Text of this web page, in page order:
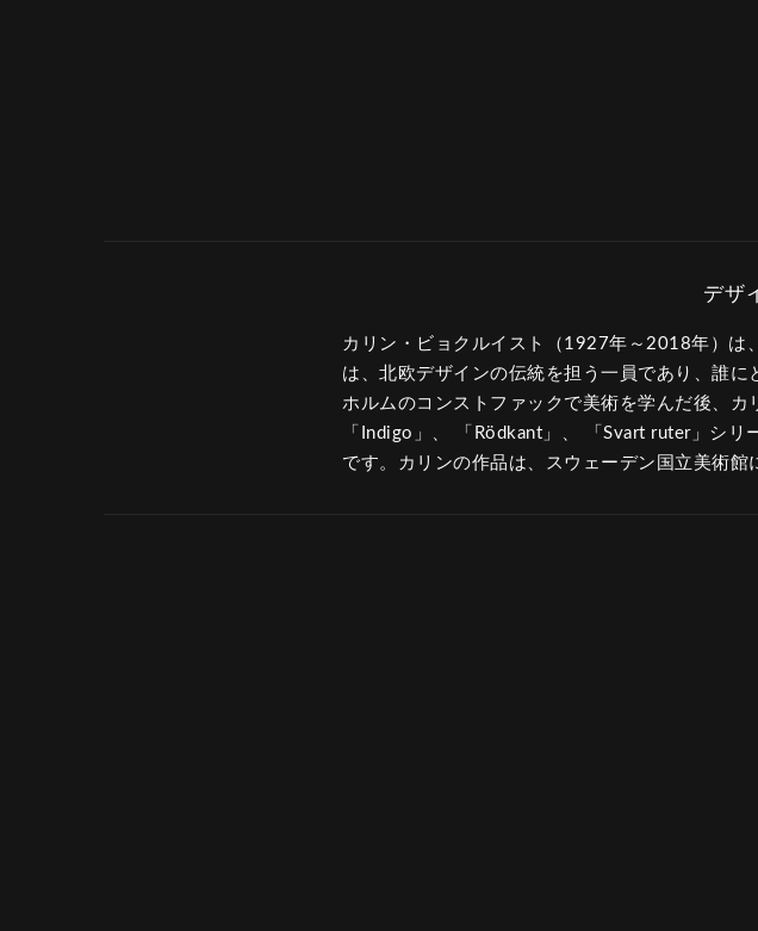
カリン・ビョクルイスト（1927年～2018年）は
は、北欧デザインの伝統を担う一員であり、誰
ホルムのコンストファックで美術を学んだ後、カ
「Indigo」、 「Rödkant」、 「Svart ruter」シ
です。カリンの作品は、スウェーデン国立美術館